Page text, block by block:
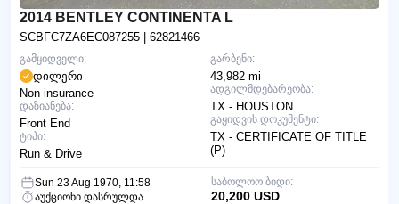
2014 BENTLEY CONTINENTA L
SCBFC7ZA6EC087255 | 62821466
გარბენი:
43,982 mi
ადგილმდებარეობა:
TX - HOUSTON
გაყიდვის დოკუმენტი:
TX - CERTIFICATE OF TITLE
(P)
გამყიდველი:
დილერი
Non-insurance
დაზიანება:
Front End
ტიპი:
Run & Drive
Sun 23 Aug 1970, 11:58
აუქციონი დასრულდა
საბოლოო ბიდი:
20,200 USD